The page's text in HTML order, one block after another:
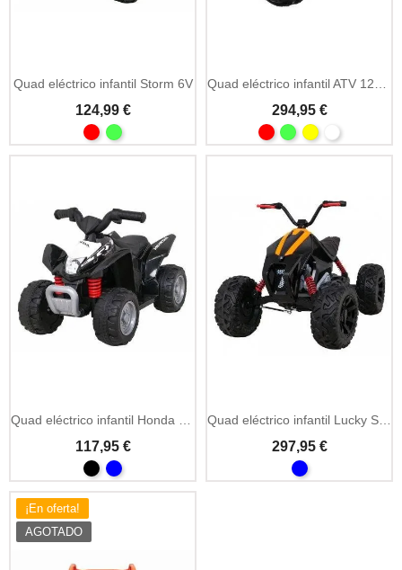
Quad eléctrico infantil Storm 6V
124,99 € 294,95 €
117,95 € 297,95 €
¡En oferta!
AGOTADO